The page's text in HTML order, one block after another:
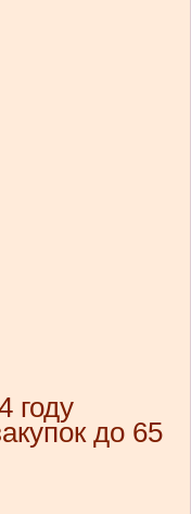
году
до 65